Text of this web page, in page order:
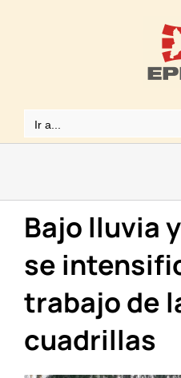
Ir a...
Bajo lluvia
se
trabajo de
cuadrillas